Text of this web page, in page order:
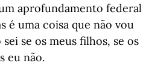
aprofundamento federal
é uma coisa que não vou
se os meus filhos, se os
eu não.